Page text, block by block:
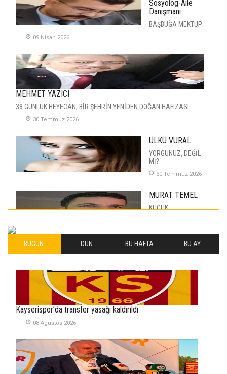
Sosyolog-Aile
Danışmanı
BAŞBUĞA MEKTUP
09 Nisan 2026
MEHMET YAZICI
38 GÜNLÜK HEYECAN, BİR ŞEHRİN YENİDEN DOĞAN HAFIZASI
30 Temmuz 2026
ÜLKÜ VURAL
YORGUNUZ, DEĞİL
Mİ?
30 Temmuz 2026
MURAT TEMEL
KÜÇÜK
İLHAN YILMAZ
SOFRADA AYRIMCILIK
VAR
26 Subat 2026
METİN ERTEM
21 Haziran 2026
SEMRA ŞAHİN
BUGÜN DÜN BU HAFTA BU AY
Kayserispor’da transfer yasağı kaldırıldı
08 Agustos 2026